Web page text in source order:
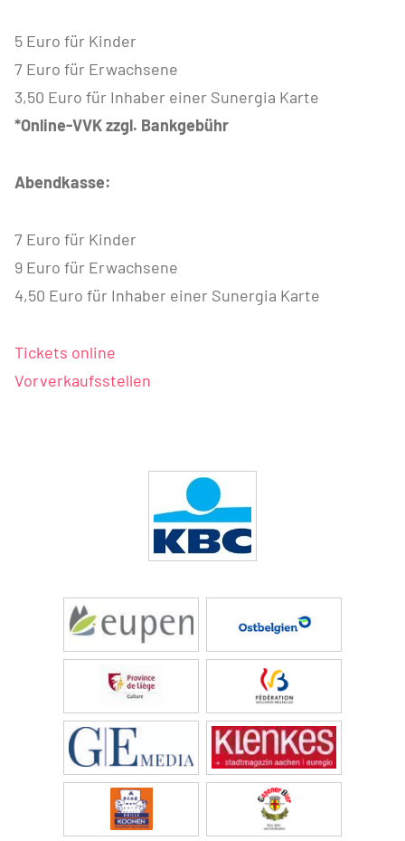
5 Euro für Kinder
7 Euro für Erwachsene
3,50 Euro für Inhaber einer Sunergia Karte
*Online-VVK zzgl. Bankgebühr
Abendkasse:
7 Euro für Kinder
9 Euro für Erwachsene
4,50 Euro für Inhaber einer Sunergia Karte
Tickets online
Vorverkaufsstellen